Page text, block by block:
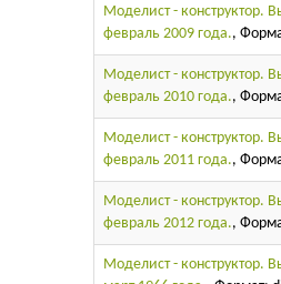
Моделист - конструктор.
февраль 2009 года.,
Моделист - конструктор.
февраль 2010 года.,
Моделист - конструктор.
февраль 2011 года.,
Моделист - конструктор.
февраль 2012 года.,
Моделист - конструктор.